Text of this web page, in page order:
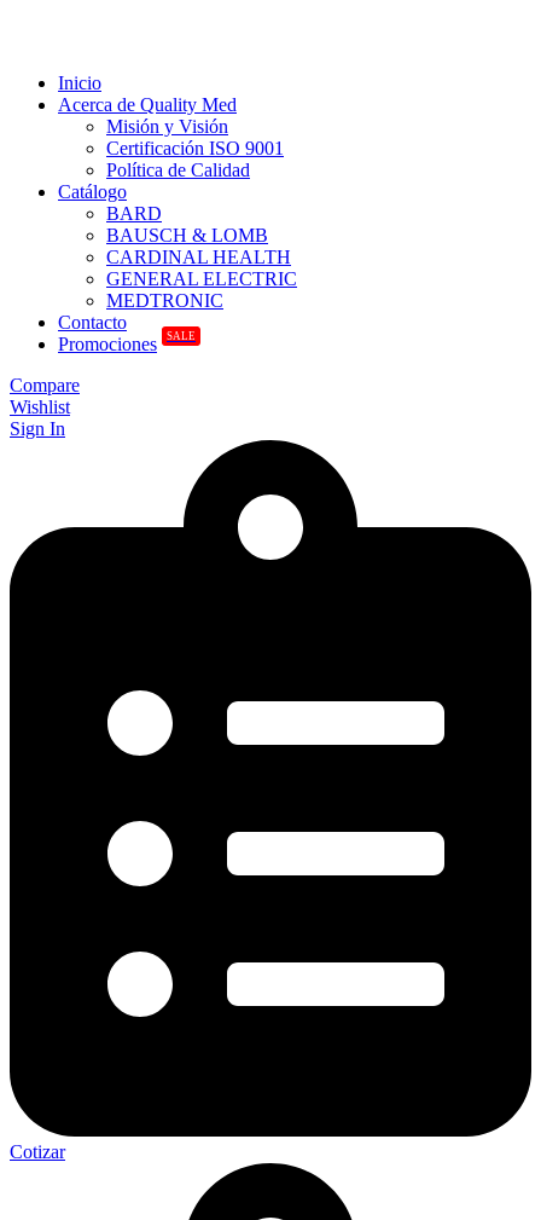
Inicio
Acerca de Quality Med
Misión y Visión
Certificación ISO 9001
Política de Calidad
Catálogo
BARD
BAUSCH & LOMB
CARDINAL HEALTH
GENERAL ELECTRIC
MEDTRONIC
Contacto
Promociones
SALE
Compare
Wishlist
Sign In
Cotizar